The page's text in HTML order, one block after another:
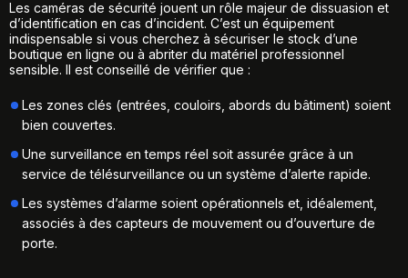
Les caméras de sécurité jouent un rôle majeur de dissuasion et
d’identification en cas d’incident. C’est un équipement
indispensable si vous cherchez à sécuriser le stock d’une
boutique en ligne ou à abriter du matériel professionnel
sensible. Il est conseillé de vérifier que :
Les zones clés (entrées, couloirs, abords du bâtiment) soient
bien couvertes.
Une surveillance en temps réel soit assurée grâce à un
service de télésurveillance ou un système d’alerte rapide.
Les systèmes d’alarme soient opérationnels et, idéalement,
associés à des capteurs de mouvement ou d’ouverture de
porte.